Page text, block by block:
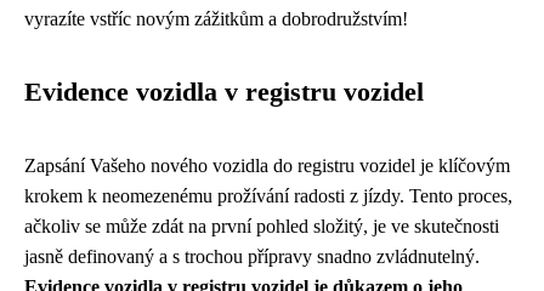
vyrazíte vstříc novým zážitkům a dobrodružstvím!
Evidence vozidla v registru vozidel
Zapsání Vašeho nového vozidla do registru vozidel je klíčovým
krokem k neomezenému prožívání radosti z jízdy. Tento proces,
ačkoliv se může zdát na první pohled složitý, je ve skutečnosti
jasně definovaný a s trochou přípravy snadno zvládnutelný.
Evidence vozidla v registru vozidel je důkazem o jeho